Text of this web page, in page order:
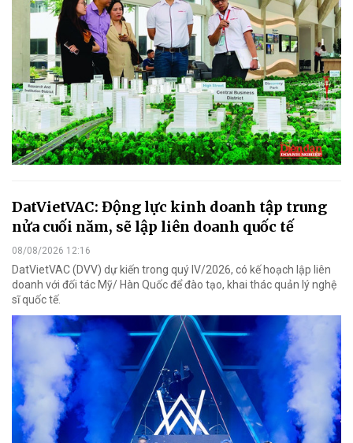
DatVietVAC: Động lực kinh doanh tập trung
nửa cuối năm, sẽ lập liên doanh quốc tế
08/08/2026 12:16
DatVietVAC (DVV) dự kiến trong quý IV/2026, có kế hoạch lập liên
doanh với đối tác Mỹ/ Hàn Quốc để đào tạo, khai thác quản lý nghệ
sĩ quốc tế.